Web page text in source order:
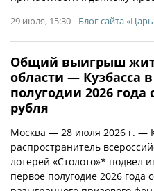
29 июля, 15:30 Блог сайта
Общий выигрыш
области — Кузбасса
полугодии 2026 года
рубля
Москва — 28 июля 2026 г. —
распространитель
лотерей «Столото»* подвел
первое полугодие 2026 года